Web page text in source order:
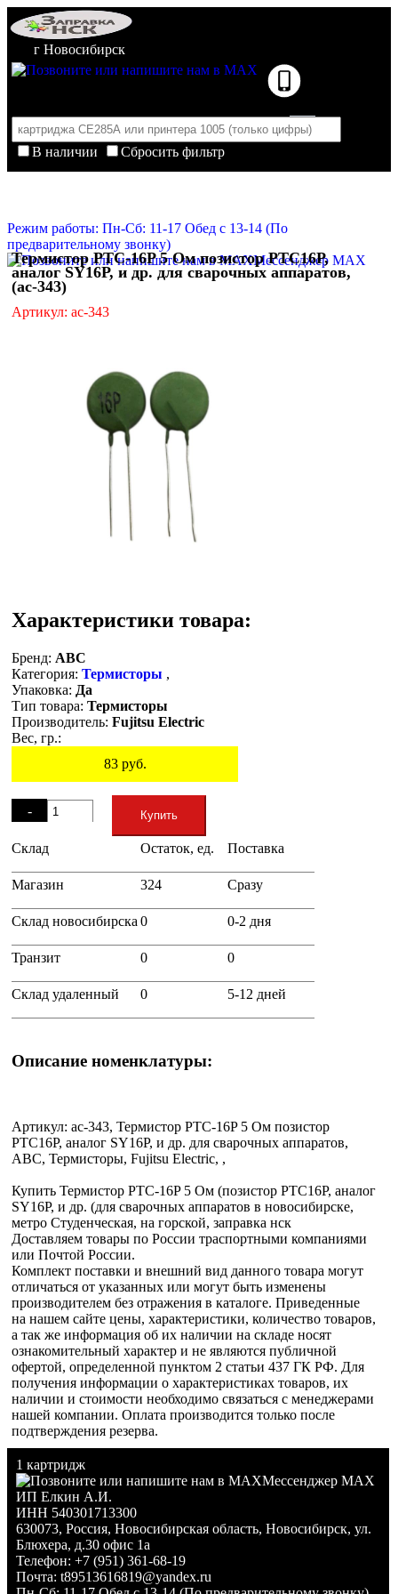
г Новосибирск
В наличии
Сбросить фильтр
Корзина пуста
Режим работы: Пн-Сб: 11-17 Обед с 13-14 (По
предварительному звонку)
Мессенджер MAX
Термистор PTC-16P 5 Ом позистор PTC16P,
аналог SY16P, и др. для сварочных аппаратов,
(ac-343)
Артикул: ac-343
Характеристики товара:
Бренд: ABC
Категория: Термисторы ,
Упаковка: Да
Тип товара: Термисторы
Производитель: Fujitsu Electric
Вес, гр.:
83руб.
-
+
Купить
Склад Остаток, ед. Поставка
Магазин 324 Сразу
Склад новосибирска 0 0-2 дня
Транзит 0 0
Склад удаленный 0 5-12 дней
Описание номенклатуры:
Артикул: ac-343, Термистор PTC-16P 5 Ом позистор
PTC16P, аналог SY16P, и др. для сварочных аппаратов,
ABC, Термисторы, Fujitsu Electric, ,
Купить Термистор PTC-16P 5 Ом (позистор PTC16P, аналог
SY16P, и др. (для сварочных аппаратов в новосибирске,
метро Студенческая, на горской, заправка нск
Доставляем товары по России траспортными компаниями
или Почтой России.
Комплект поставки и внешний вид данного товара могут
отличаться от указанных или могут быть изменены
производителем без отражения в каталоге. Приведенные
на нашем сайте цены, характеристики, количество товаров,
а так же информация об их наличии на складе носят
ознакомительный характер и не являются публичной
офертой, определенной пунктом 2 статьи 437 ГК РФ. Для
получения информации о характеристиках товаров, их
наличии и стоимости необходимо связаться с менеджерами
нашей компании. Оплата производится только после
подтверждения резерва.
1 картридж
Мессенджер MAX
ИП Елкин А.И.
ИНН 540301713300
630073, Россия, Новосибирская область, Новосибирск, ул.
Блюхера, д.30 офис 1а
Телефон: +7 (951) 361-68-19
Почта: t89513616819@yandex.ru